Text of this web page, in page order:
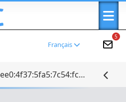
5
Français
Outil WHOIS pour 2001:ee0:4f37:5fa5:7c54:fc63:e678:2c7f